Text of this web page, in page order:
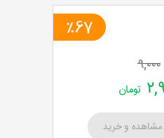
٪67
۹,۰۰۰
تومان
مشاهده و خرید